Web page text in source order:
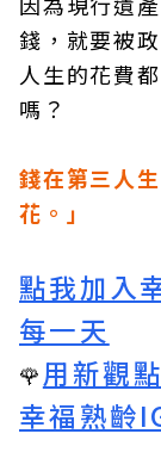
錢，就要被
人生的花費
嗎？
錢在第三人
花。」
點我加入
每一天
🌹用新觀
幸福熟齡